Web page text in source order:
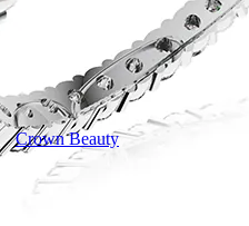
Crown Beauty